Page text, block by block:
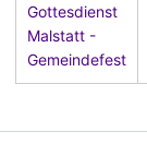
Gottesdienst
Malstatt -
Gemeindefest